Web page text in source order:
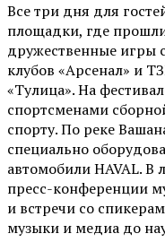
Все три дня для
площадки, где
дружественные игры
клубов «Арсенал» и
«Тулица». На
спортсменами
спорту. По реке
специально
автомобили HAVAL. В
пресс-конференции
и встречи со
музыки и медиа до